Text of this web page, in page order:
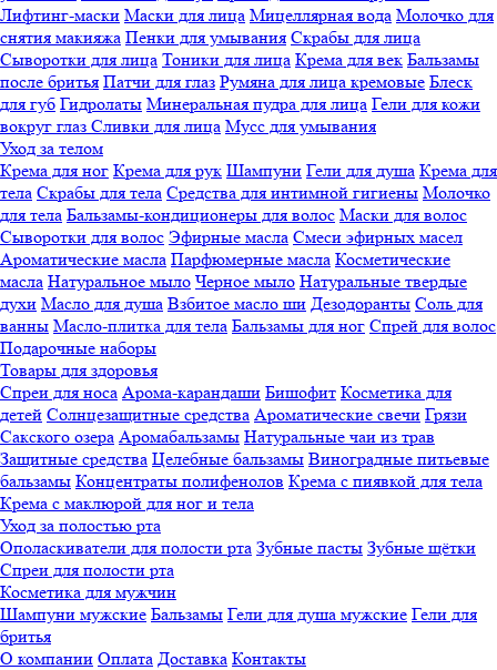
Лифтинг-маски Маски для лица Мицеллярная вода Молочко для
снятия макияжа Пенки для умывания Скрабы для лица
Сыворотки для лица Тоники для лица Крема для век Бальзамы
после бритья Патчи для глаз Румяна для лица кремовые Блеск
для губ Гидролаты Минеральная пудра для лица Гели для кожи
вокруг глаз Сливки для лица Мусс для умывания
Уход за телом
Крема для ног Крема для рук Шампуни Гели для душа Крема для
тела Скрабы для тела Средства для интимной гигиены Молочко
для тела Бальзамы-кондиционеры для волос Маски для волос
Сыворотки для волос Эфирные масла Смеси эфирных масел
Ароматические масла Парфюмерные масла Косметические
масла Натуральное мыло Черное мыло Натуральные твердые
духи Масло для душа Взбитое масло ши Дезодоранты Соль для
ванны Масло-плитка для тела Бальзамы для ног Спрей для волос
Подарочные наборы
Товары для здоровья
Спреи для носа Арома-карандаши Бишофит Косметика для
детей Солнцезащитные средства Ароматические свечи Грязи
Cакского озера Аромабальзамы Натуральные чаи из трав
Защитные средства Целебные бальзамы Виноградные питьевые
бальзамы Концентраты полифенолов Крема с пиявкой для тела
Крема с маклюрой для ног и тела
Уход за полостью рта
Ополаскиватели для полости рта Зубные пасты Зубные щётки
Спреи для полости рта
Косметика для мужчин
Шампуни мужские Бальзамы Гели для душа мужские Гели для
бритья
О компании Оплата Доставка Контакты